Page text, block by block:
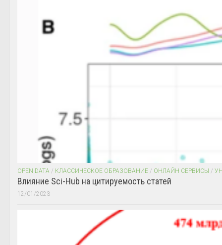
OPEN DATA / КЛАССИЧЕСКОЕ ОБРАЗОВАНИЕ / ОНЛАЙН СЕРВИСЫ /
Влияние Sci-Hub на цитируемость статей
12/01/2023